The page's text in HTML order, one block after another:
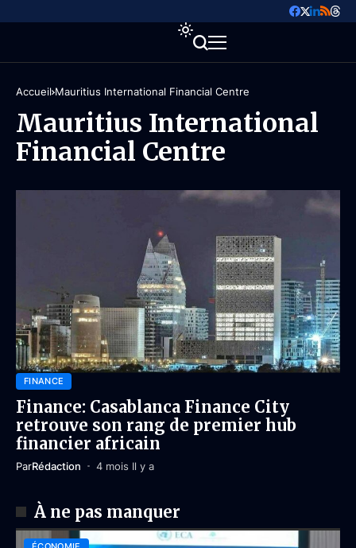
Accueil Mauritius International Financial Centre
Mauritius International
Financial Centre
FINANCE
Finance: Casablanca Finance City
retrouve son rang de premier hub
financier africain
ParRédaction 4 mois Il y a
À ne pas manquer